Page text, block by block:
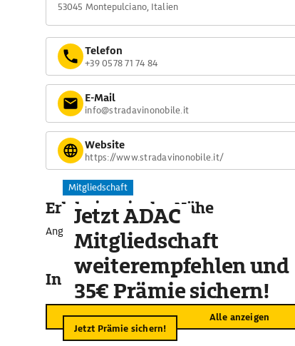
53045 Montepulciano, Italien
Telefon
+39 0578 71 74 84
E-Mail
info@stradavinonobile.it
Website
https://www.stradavinonobile.it/
Erlebnisse in der Nähe
Angebote für unvergessliche Momente
In der Umgebung
Alle anzeigen
Mitgliedschaft
Jetzt ADAC
Mitgliedschaft
weiterempfehlen und
35€ Prämie sichern!
Jetzt Prämie sichern!